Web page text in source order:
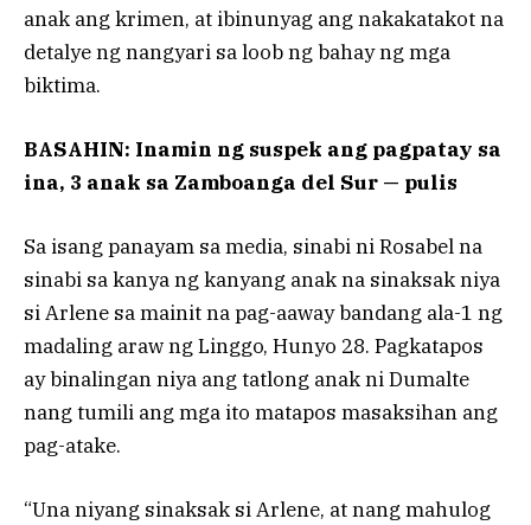
anak ang krimen, at ibinunyag ang nakakatakot na
detalye ng nangyari sa loob ng bahay ng mga
biktima.
BASAHIN: Inamin ng suspek ang pagpatay sa
ina, 3 anak sa Zamboanga del Sur — pulis
Sa isang panayam sa media, sinabi ni Rosabel na
sinabi sa kanya ng kanyang anak na sinaksak niya
si Arlene sa mainit na pag-aaway bandang ala-1 ng
madaling araw ng Linggo, Hunyo 28. Pagkatapos
ay binalingan niya ang tatlong anak ni Dumalte
nang tumili ang mga ito matapos masaksihan ang
pag-atake.
“Una niyang sinaksak si Arlene, at nang mahulog